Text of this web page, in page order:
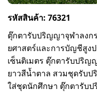
รหัสสินค้า: 76321
ตุ๊กตารับปริญญาจุฬาลง
ยศาสตร์และการบัญชีสูง
เซ็นติเมตร ตุ๊กตารับปริญ
ยาวสีน้ำตาล สวมชุดรับ
ใส่ชุดนักศึกษา ตุ๊กตารับ